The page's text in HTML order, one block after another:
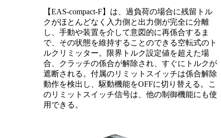
【EAS-compact-F】は、過負荷の場合に残留トル
クがほとんどなく入力側と出力側が完全に分離
し、手動や装置を介して意図的に再係合するま
で、その状態を維持することのできる空転式のト
ルクリミッター。限界トルク設定値を超えた場
合、クラッチの係合が解除され、すぐにトルクが
遮断される。付属のリミットスイッチは係合解除
動作を検出し、駆動機能をOFFに切り替える。こ
のリミットスイッチ信号は、他の制御機能にも使
用できる。